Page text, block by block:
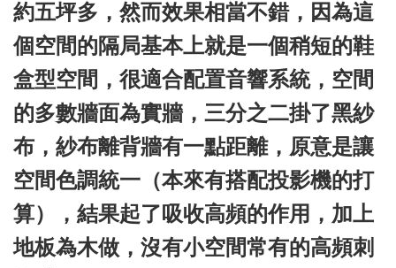
約五坪多，然而效果相當不錯，因為這
個空間的隔局基本上就是一個稍短的鞋
盒型空間，很適合配置音響系統，空間
的多數牆面為實牆，三分之二掛了黑紗
布，紗布離背牆有一點距離，原意是讓
空間色調統一（本來有搭配投影機的打
算），結果起了吸收高頻的作用，加上
地板為木做，沒有小空間常有的高頻刺